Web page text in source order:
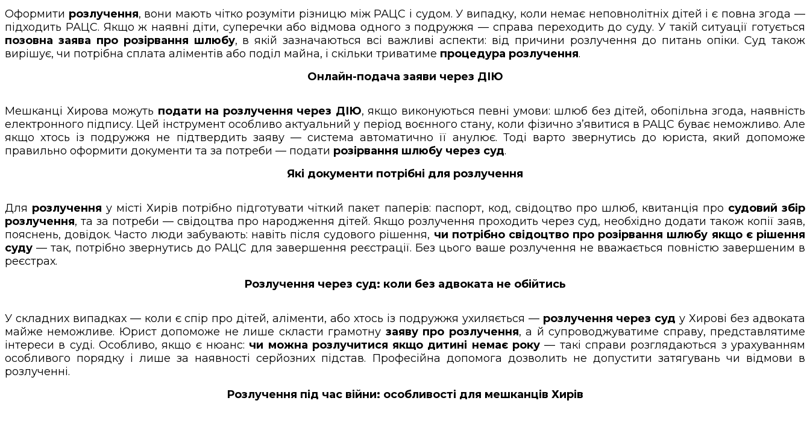
Оформити розлучення, вони мають чітко розуміти різницю між РАЦС і судом. У випадку, коли немає неповнолітніх дітей і є повна згода —
підходить РАЦС. Якщо ж наявні діти, суперечки або відмова одного з подружжя — справа переходить до суду. У такій ситуації готується
позовна заява про розірвання шлюбу, в якій зазначаються всі важливі аспекти: від причини розлучення до питань опіки. Суд також
вирішує, чи потрібна сплата аліментів або поділ майна, і скільки триватиме процедура розлучення.
Онлайн-подача заяви через ДІЮ
Мешканці Хирова можуть подати на розлучення через ДІЮ, якщо виконуються певні умови: шлюб без дітей, обопільна згода, наявність
електронного підпису. Цей інструмент особливо актуальний у період воєнного стану, коли фізично з’явитися в РАЦС буває неможливо. Але
якщо хтось із подружжя не підтвердить заяву — система автоматично її анулює. Тоді варто звернутись до юриста, який допоможе
правильно оформити документи та за потреби — подати розірвання шлюбу через суд.
Які документи потрібні для розлучення
Для розлучення у місті Хирів потрібно підготувати чіткий пакет паперів: паспорт, код, свідоцтво про шлюб, квитанція про судовий збір
розлучення, та за потреби — свідоцтва про народження дітей. Якщо розлучення проходить через суд, необхідно додати також копії заяв,
пояснень, довідок. Часто люди забувають: навіть після судового рішення, чи потрібно свідоцтво про розірвання шлюбу якщо є рішення
суду — так, потрібно звернутись до РАЦС для завершення реєстрації. Без цього ваше розлучення не вважається повністю завершеним в
реєстрах.
Розлучення через суд: коли без адвоката не обійтись
У складних випадках — коли є спір про дітей, аліменти, або хтось із подружжя ухиляється — розлучення через суд у Хирові без адвоката
майже неможливе. Юрист допоможе не лише скласти грамотну заяву про розлучення, а й супроводжуватиме справу, представлятиме
інтереси в суді. Особливо, якщо є нюанс: чи можна розлучитися якщо дитині немає року — такі справи розглядаються з урахуванням
особливого порядку і лише за наявності серйозних підстав. Професійна допомога дозволить не допустити затягувань чи відмови в
розлученні.
Розлучення під час війни: особливості для мешканців Хирів